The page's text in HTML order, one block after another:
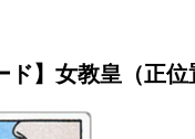
ド】女教皇（正位